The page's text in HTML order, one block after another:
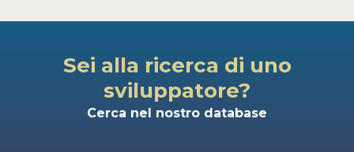
Sei alla ricerca di uno
sviluppatore?
Cerca nel nostro database